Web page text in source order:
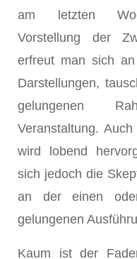
am letzten
Vorstellung der
erfreut man sich
Darstellungen,
gelungenen
Veranstaltung.
wird lobend
sich jedoch die
an der einen
gelungenen
Kaum ist der